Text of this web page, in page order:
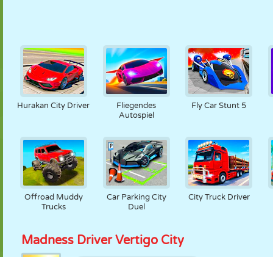
Hurakan City Driver
Fliegendes
Autospiel
Fly Car Stunt 5
Offroad Muddy
Trucks
Car Parking City
Duel
City Truck Driver
Madness Driver Vertigo City